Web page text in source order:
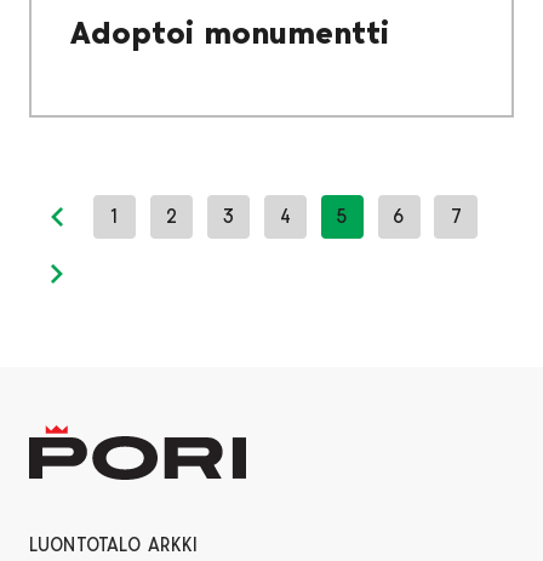
Adoptoi monumentti
Previous page
1 2 3 4 5 6 7
LUONTOTALO ARKKI